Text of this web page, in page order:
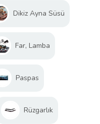
Dikiz Ayna Süsü
Far, Lamba
Paspas
Rüzgarlık